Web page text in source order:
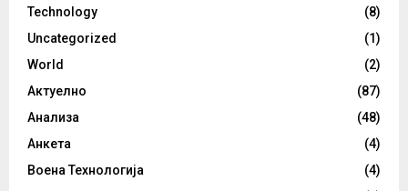
Technology
(8)
Uncategorized
(1)
World
(2)
Актуелно
(87)
Анализа
(48)
Анкета
(4)
Воена Технологија
(4)